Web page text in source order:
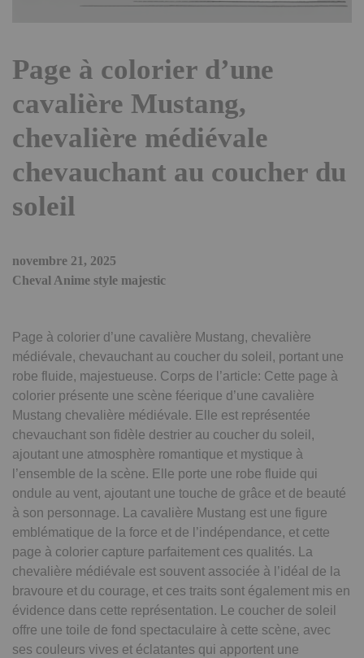
Page à colorier d’une
cavalière Mustang,
chevalière médiévale
chevauchant au coucher du
soleil
novembre 21, 2025
Cheval Anime style majestic
Page à colorier d’une cavalière Mustang, chevalière
médiévale, chevauchant au coucher du soleil, portant une
robe fluide, majestueuse. Corps de l’article: Cette page à
colorier présente une scène féerique d’une cavalière
Mustang chevalière médiévale. Elle est représentée
chevauchant son fidèle destrier au coucher du soleil,
ajoutant une atmosphère romantique et mystique à
l’ensemble de la scène. Elle porte une robe fluide qui
ondule au vent, ajoutant une touche de grâce et de beauté
à son personnage. La cavalière Mustang est une figure
emblématique de la force et de l’indépendance, et cette
page à colorier capture parfaitement ces qualités. La
chevalière médiévale est souvent associée à l’idéal de la
bravoure et du courage, et ces traits sont également mis en
évidence dans cette représentation. Le coucher de soleil
offre une toile de fond spectaculaire à cette scène, avec
ses couleurs vives et éclatantes qui apportent une